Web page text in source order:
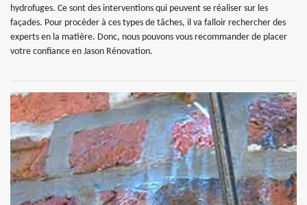
hydrofuges. Ce sont des interventions qui peuvent se réaliser sur les
façades. Pour procéder à ces types de tâches, il va falloir rechercher des
experts en la matière. Donc, nous pouvons vous recommander de placer
votre confiance en Jason Rénovation.